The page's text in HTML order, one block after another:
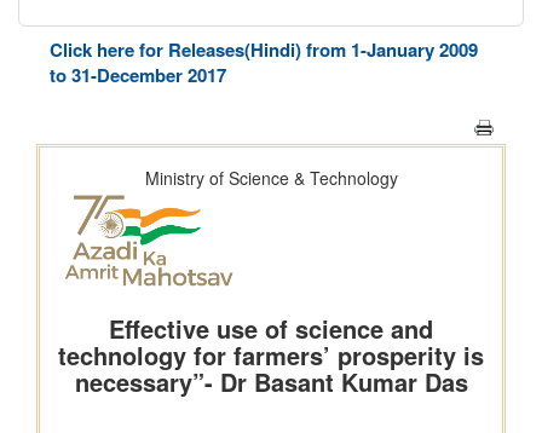
Click here for Releases(Hindi) from 1-January 2009
to 31-December 2017